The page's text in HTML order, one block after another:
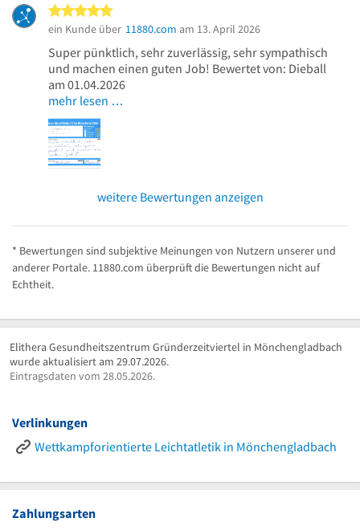
ein Kunde über 11880.com am 13. April 2026
Super pünktlich, sehr zuverlässig, sehr sympathisch
und machen einen guten Job! Bewertet von: Dieball
am 01.04.2026
mehr lesen …
weitere Bewertungen anzeigen
* Bewertungen sind subjektive Meinungen von Nutzern unserer und
anderer Portale. 11880.com überprüft die Bewertungen nicht auf
Echtheit.
Elithera Gesundheitszentrum Gründerzeitviertel in Mönchengladbach
wurde aktualisiert am 29.07.2026.
Eintragsdaten vom 28.05.2026.
Verlinkungen
Wettkampforientierte Leichtatletik in Mönchengladbach
Zahlungsarten